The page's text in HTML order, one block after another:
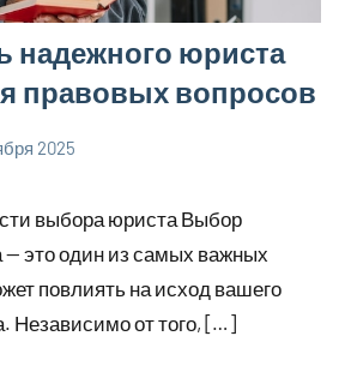
надежного юриста
правовых вопросов
2025
выбора юриста Выбор
— это один из самых важных
повлиять на исход вашего
Независимо от того, […]